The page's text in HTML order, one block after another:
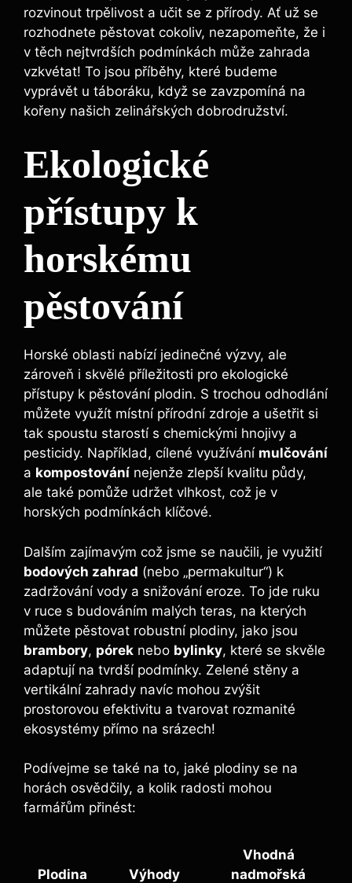
rozvinout trpělivost a učit se z přírody. Ať už se
rozhodnete pěstovat cokoliv, nezapomeňte, že i
v těch nejtvrdších podmínkách může zahrada
vzkvétat! To jsou příběhy, které budeme
vyprávět u táboráku, když se zavzpomíná na
kořeny našich zelinářských dobrodružství.
Ekologické
přístupy k
horskému
pěstování
Horské oblasti nabízí jedinečné výzvy, ale
zároveň i skvělé příležitosti pro ekologické
přístupy k pěstování plodin. S trochou odhodlání
můžete využít místní přírodní zdroje a ušetřit si
tak spoustu starostí s chemickými hnojivy a
pesticidy. Například, cílené využívání mulčování
a kompostování nejenže zlepší kvalitu půdy,
ale také pomůže udržet vlhkost, což je v
horských podmínkách klíčové.
Dalším zajímavým což jsme se naučili, je využití
bodových zahrad (nebo „permakultur“) k
zadržování vody a snižování eroze. To jde ruku
v ruce s budováním malých teras, na kterých
můžete pěstovat robustní plodiny, jako jsou
brambory, pórek nebo bylinky, které se skvěle
adaptují na tvrdší podmínky. Zelené stěny a
vertikální zahrady navíc mohou zvýšit
prostorovou efektivitu a tvarovat rozmanité
ekosystémy přímo na srázech!
Podívejme se také na to, jaké plodiny se na
horách osvědčily, a kolik radosti mohou
farmářům přinést:
Plodina Výhody
Vhodná
nadmořská